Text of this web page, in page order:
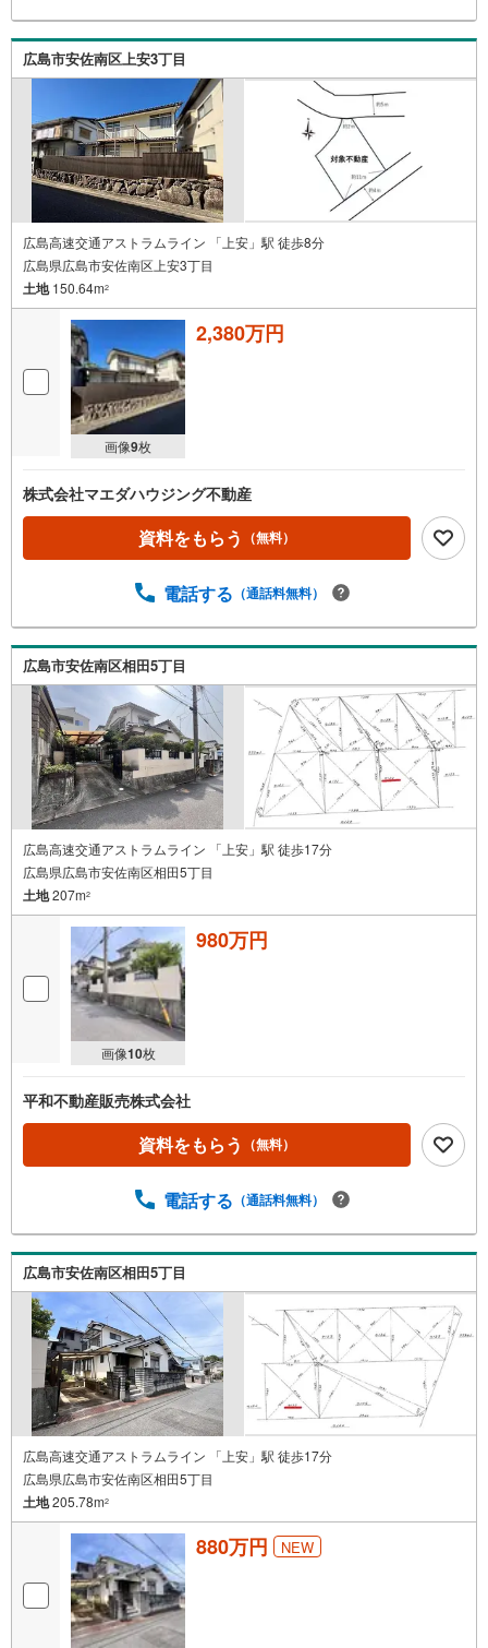
広島市安佐南区上安3丁目
広島高速交通アストラムライン 「上安」駅 徒歩8分
広島県広島市安佐南区上安3丁目
土地150.64m2
画像9枚
2,380万円
株式会社マエダハウジング不動産
資料をもらう （無料）
電話する （通話料無料）
広島市安佐南区相田5丁目
広島高速交通アストラムライン 「上安」駅 徒歩17分
広島県広島市安佐南区相田5丁目
土地207m2
画像10枚
980万円
平和不動産販売株式会社
資料をもらう （無料）
電話する （通話料無料）
広島市安佐南区相田5丁目
広島高速交通アストラムライン 「上安」駅 徒歩17分
広島県広島市安佐南区相田5丁目
土地205.78m2
880万円 NEW